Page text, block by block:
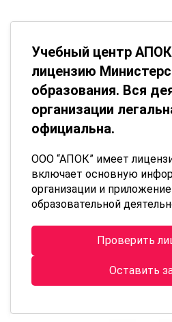
Учебный центр
лицензию
образования. Вся
организации
официальна.
ООО “АПОК” имеет
включает основную
организации и
образовательной
Проверить
Оставить